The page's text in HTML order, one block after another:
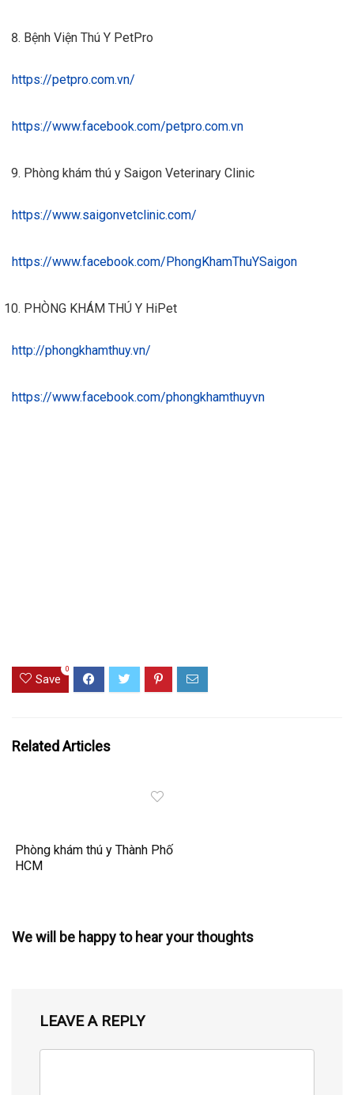
Bệnh Viện Thú Y PetPro
https://petpro.com.vn/
https://www.facebook.com/petpro.com.vn
Phòng khám thú y Saigon Veterinary Clinic
https://www.saigonvetclinic.com/
https://www.facebook.com/PhongKhamThuYSaigon
PHÒNG KHÁM THÚ Y HiPet
http://phongkhamthuy.vn/
https://www.facebook.com/phongkhamthuyvn
Save
0
Related Articles
Phòng khám thú y Thành Phố
HCM
We will be happy to hear your thoughts
LEAVE A REPLY